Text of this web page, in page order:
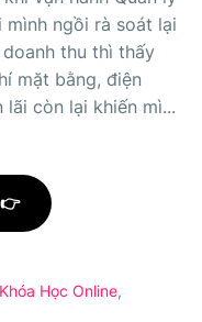
ngồi rà soát lại
thu thì thấy
mặt bằng, điện
còn lại khiến mì...
Khóa Học Online